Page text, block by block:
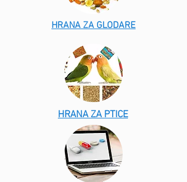
HRANA ZA GLODARE
HRANA ZA PTICE